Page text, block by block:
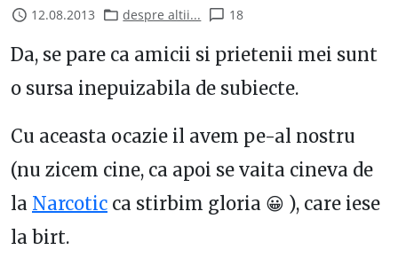
12.08.2013 despre altii... 18
Da, se pare ca amicii si prietenii mei sunt
o sursa inepuizabila de subiecte.
Cu aceasta ocazie il avem pe-al nostru
(nu zicem cine, ca apoi se vaita cineva de
la Narcotic ca stirbim gloria 😀 ), care iese
la birt.